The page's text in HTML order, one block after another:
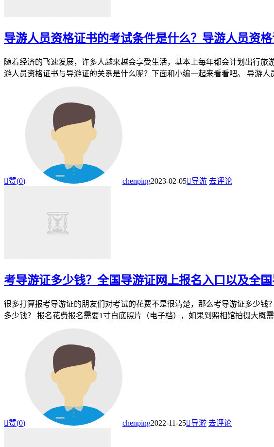
导游人员资格证书的考试条件是什么？导游人员资
随着经济的飞速发展，许多人越来越会享受生活，基本上每年都会计划出行
游人员资格证书与导游证的关系是什么呢？下面和小编一起来看看吧。 导游人
赞(0) chenping2023-02-05导游 去评论
考导游证多少钱？全国导游证网上报名入口以及全
很多打算报考导游证的朋友们对考试的花费不是很清楚，那么考导游证多少
多少钱？ 报名花费报名需要1寸白底照片（电子档），如果到照相馆拍摄大概
赞(0) chenping2022-11-25导游 去评论